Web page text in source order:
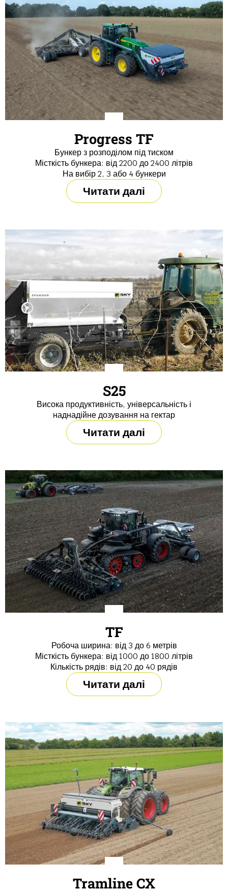
Progress TF
Бункер з розподілом під тиском
Місткість бункера: від 2200 до 2400 літрів
На вибір 2, 3 або 4 бункери
Читати далі
S25
Висока продуктивність, універсальність і
наднадійне дозування на гектар
Читати далі
TF
Робоча ширина: від 3 до 6 метрів
Місткість бункера: від 1000 до 1800 літрів
Кількість рядів: від 20 до 40 рядів
Читати далі
Tramline CX